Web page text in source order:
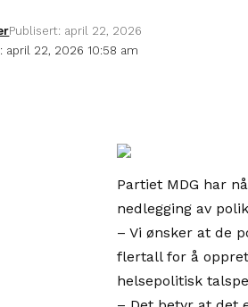
april 22, 2026 10:58 am
Publisert: april 22, 2026
Partiet MDG har
nedlegging av
– Vi ønsker at de
flertall for å
helsepolitisk